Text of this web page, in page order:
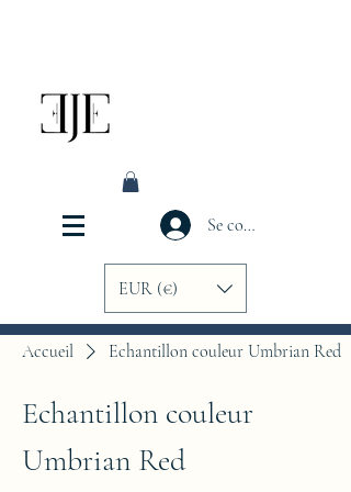
Se connecter
EUR (€)
Accueil Echantillon couleur Umbrian Red
Echantillon couleur
Umbrian Red